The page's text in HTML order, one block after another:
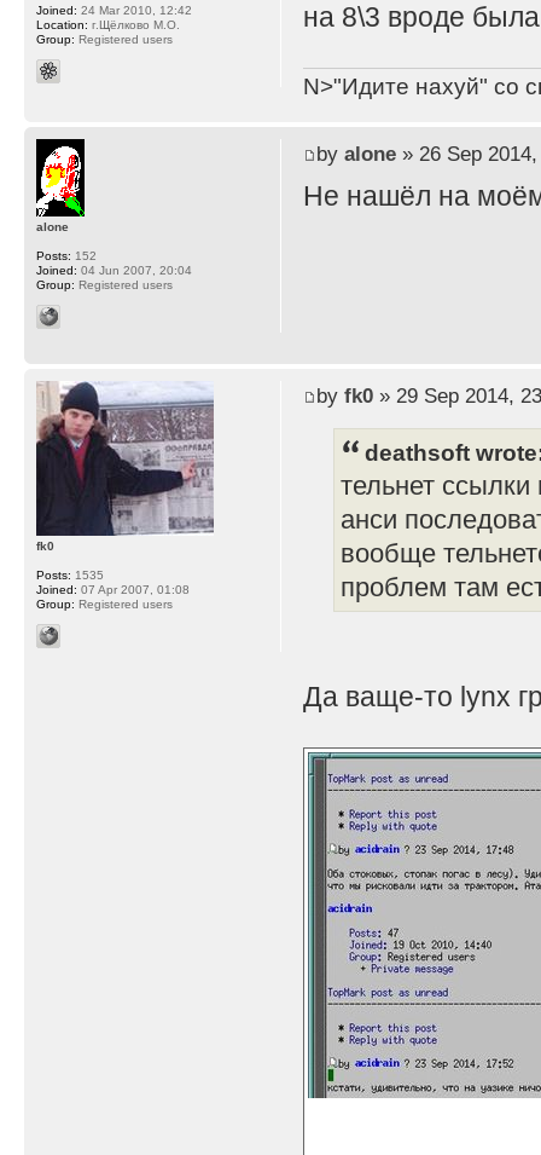
на 8\3 вроде
N>"Идите нахуй" со
Joined: 24 Mar 2010, 12:42
Location: г.Щёлково М.О.
Group: Registered users
by alone» 26 Sep 2014,
Не нашёл на
alone
Posts: 152
Joined: 04 Jun 2007, 20:04
Group: Registered users
by fk0» 29 Sep 2014,
deathsoft
тельнет
анси
вообще
проблем там
Да ваще-то lynx
fk0
Posts: 1535
Joined: 07 Apr 2007, 01:08
Group: Registered users